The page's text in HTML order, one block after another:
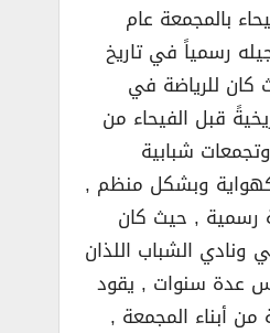
بالمجمعة عام
رسمياً في تاريخ
, حيث كان للرياضة في
قبل الفيحاء من
شبابية
كهواية وبشكل منظم ,
رسمية , حيث كان
ونادي الشباب اللذان
عدة سنوات , يقود
أبناء المجمعة ,